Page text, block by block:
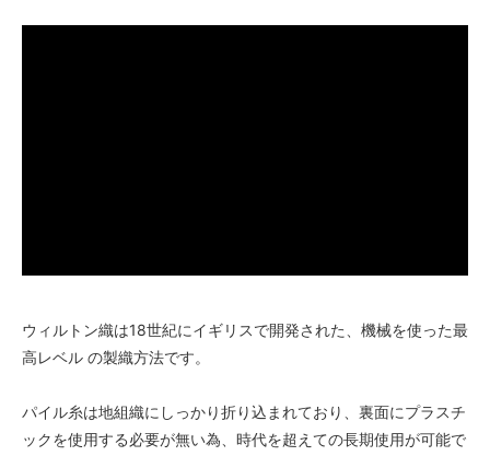
ウィルトン織は18世紀にイギリスで開発された、機械を使った最
高レベル の製織方法です。
パイル糸は地組織にしっかり折り込まれており、裏面にプラスチ
ックを使用する必要が無い為、時代を超えての長期使用が可能で